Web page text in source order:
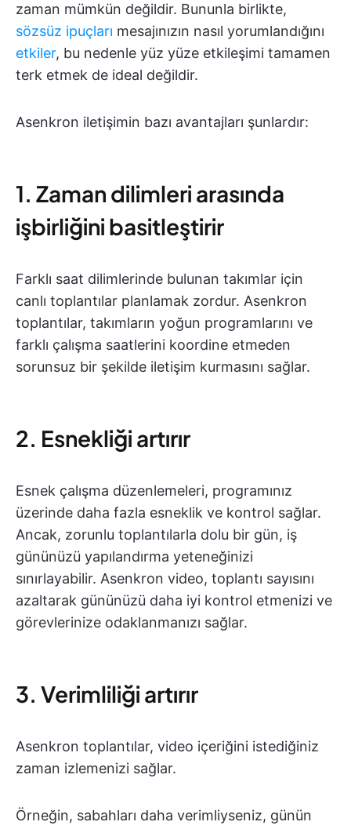
zaman mümkün değildir. Bununla birlikte,
sözsüz ipuçları mesajınızın nasıl yorumlandığını
etkiler, bu nedenle yüz yüze etkileşimi tamamen
terk etmek de ideal değildir.
Asenkron iletişimin bazı avantajları şunlardır:
1. Zaman dilimleri arasında
işbirliğini basitleştirir
Farklı saat dilimlerinde bulunan takımlar için
canlı toplantılar planlamak zordur. Asenkron
toplantılar, takımların yoğun programlarını ve
farklı çalışma saatlerini koordine etmeden
sorunsuz bir şekilde iletişim kurmasını sağlar.
2. Esnekliği artırır
Esnek çalışma düzenlemeleri, programınız
üzerinde daha fazla esneklik ve kontrol sağlar.
Ancak, zorunlu toplantılarla dolu bir gün, iş
gününüzü yapılandırma yeteneğinizi
sınırlayabilir. Asenkron video, toplantı sayısını
azaltarak gününüzü daha iyi kontrol etmenizi ve
görevlerinize odaklanmanızı sağlar.
3. Verimliliği artırır
Asenkron toplantılar, video içeriğini istediğiniz
zaman izlemenizi sağlar.
Örneğin, sabahları daha verimliyseniz, günün